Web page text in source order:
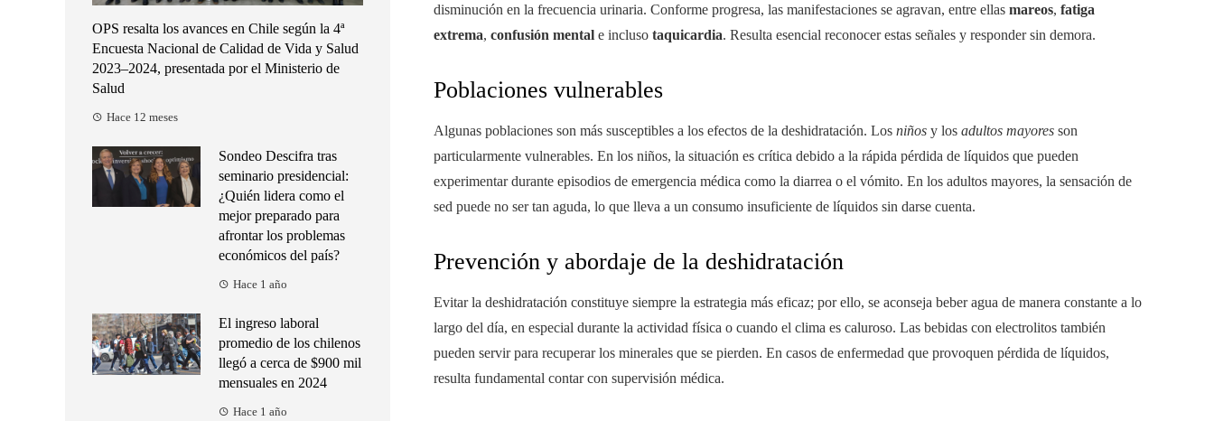
disminución en la frecuencia urinaria. Conforme progresa, las manifestaciones se agravan, entre ellas mareos, fatiga
extrema, confusión mental e incluso taquicardia. Resulta esencial reconocer estas señales y responder sin demora.
Poblaciones vulnerables
Algunas poblaciones son más susceptibles a los efectos de la deshidratación. Los niños y los adultos mayores son
particularmente vulnerables. En los niños, la situación es crítica debido a la rápida pérdida de líquidos que pueden
experimentar durante episodios de emergencia médica como la diarrea o el vómito. En los adultos mayores, la sensación de
sed puede no ser tan aguda, lo que lleva a un consumo insuficiente de líquidos sin darse cuenta.
Prevención y abordaje de la deshidratación
Evitar la deshidratación constituye siempre la estrategia más eficaz; por ello, se aconseja beber agua de manera constante a lo
largo del día, en especial durante la actividad física o cuando el clima es caluroso. Las bebidas con electrolitos también
pueden servir para recuperar los minerales que se pierden. En casos de enfermedad que provoquen pérdida de líquidos,
resulta fundamental contar con supervisión médica.
OPS resalta los avances en Chile según la 4ª
Encuesta Nacional de Calidad de Vida y Salud
2023–2024, presentada por el Ministerio de
Salud
Hace 12 meses
Sondeo Descifra tras
seminario presidencial:
¿Quién lidera como el
mejor preparado para
afrontar los problemas
económicos del país?
Hace 1 año
El ingreso laboral
promedio de los chilenos
llegó a cerca de $900 mil
mensuales en 2024
Hace 1 año